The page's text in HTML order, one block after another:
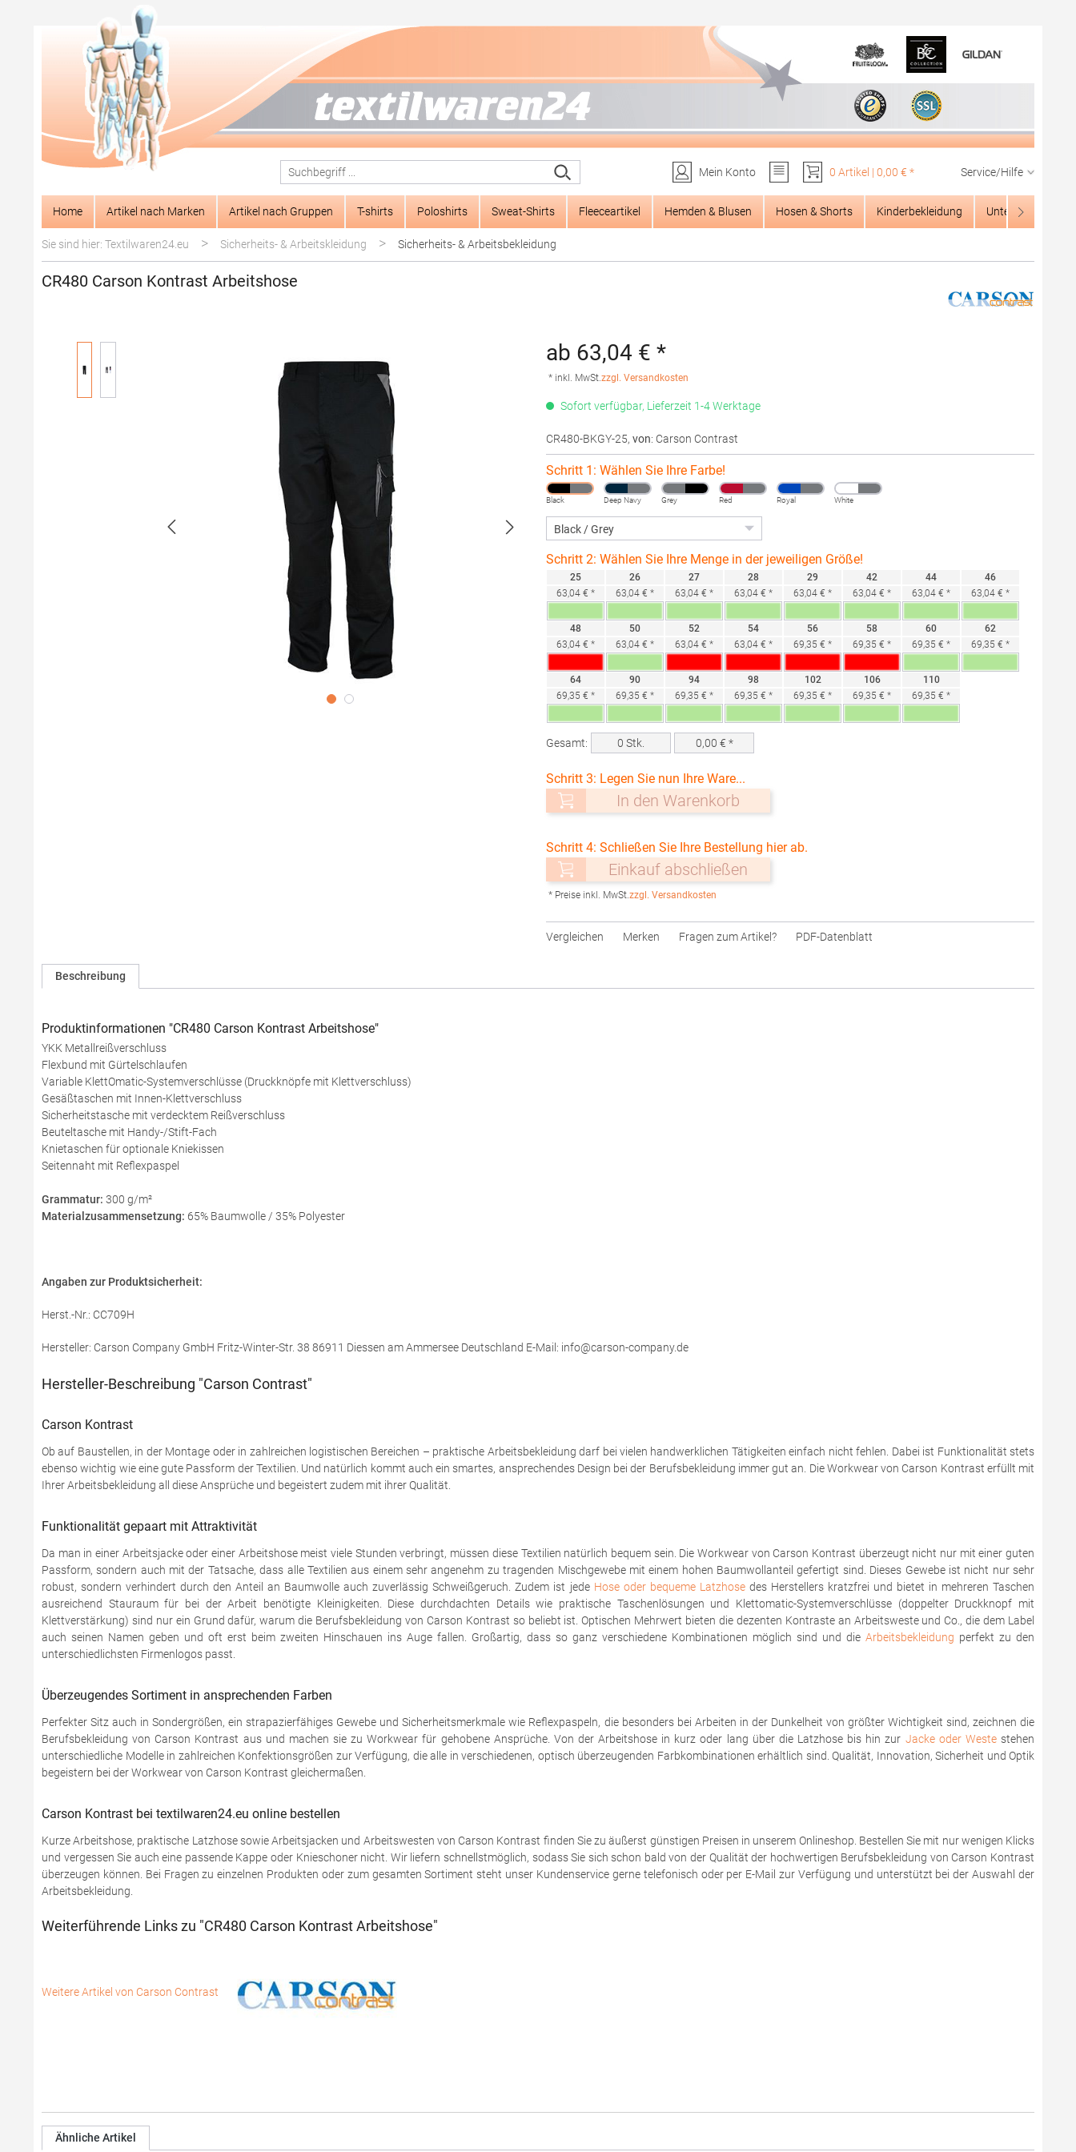
Zur Hauptnavigation springen
Mein Konto
0 Artikel | 0,00 € * Service/Hilfe
Home Artikel nach Marken Artikel nach Gruppen T-shirts Poloshirts Sweat-Shirts Fleeceartikel Hemden & Blusen Hosen & Shorts Kinderbekleidung Unterwäsche
Sie sind hier: Textilwaren24.eu > Sicherheits- & Arbeitskleidung > Sicherheits- & Arbeitsbekleidung
CR480 Carson Kontrast Arbeitshose
ab 63,04 € *
* inkl. MwSt.zzgl. Versandkosten
Sofort verfügbar, Lieferzeit 1-4 Werktage
CR480-BKGY-25, von: Carson Contrast
Schritt 1: Wählen Sie Ihre Farbe!
Black Deep Navy Grey Red Royal White
Schritt 2: Wählen Sie Ihre Menge in der jeweiligen Größe!
25
63,04 € *
26
63,04 € *
27
63,04 € *
28
63,04 € *
29
63,04 € *
42
63,04 € *
44
63,04 € *
46
63,04 € *
48
63,04 € *
50
63,04 € *
52
63,04 € *
54
63,04 € *
56
69,35 € *
58
69,35 € *
60
69,35 € *
62
69,35 € *
64
69,35 € *
90
69,35 € *
94
69,35 € *
98
69,35 € *
102
69,35 € *
106
69,35 € *
110
69,35 € *
Gesamt: 0 Stk. 0,00 € *
Schritt 3: Legen Sie nun Ihre Ware...
In den Warenkorb
Schritt 4: Schließen Sie Ihre Bestellung hier ab.
Einkauf abschließen
* Preise inkl. MwSt.zzgl. Versandkosten
Vergleichen Merken Fragen zum Artikel? PDF-Datenblatt
Beschreibung
Produktinformationen "CR480 Carson Kontrast Arbeitshose"
YKK Metallreißverschluss
Flexbund mit Gürtelschlaufen
Variable KlettOmatic-Systemverschlüsse (Druckknöpfe mit Klettverschluss)
Gesäßtaschen mit Innen-Klettverschluss
Sicherheitstasche mit verdecktem Reißverschluss
Beuteltasche mit Handy-/Stift-Fach
Knietaschen für optionale Kniekissen
Seitennaht mit Reflexpaspel
Grammatur: 300 g/m²
Materialzusammensetzung: 65% Baumwolle / 35% Polyester
Angaben zur Produktsicherheit:
Herst.-Nr.: CC709H
Hersteller: Carson Company GmbH Fritz-Winter-Str. 38 86911 Diessen am Ammersee Deutschland E-Mail: info@carson-company.de
Hersteller-Beschreibung "Carson Contrast"
Carson Kontrast
Ob auf Baustellen, in der Montage oder in zahlreichen logistischen Bereichen – praktische Arbeitsbekleidung darf bei vielen handwerklichen Tätigkeiten einfach nicht fehlen. Dabei ist Funktionalität stets
ebenso wichtig wie eine gute Passform der Textilien. Und natürlich kommt auch ein smartes, ansprechendes Design bei der Berufsbekleidung immer gut an. Die Workwear von Carson Kontrast erfüllt mit
Ihrer Arbeitsbekleidung all diese Ansprüche und begeistert zudem mit ihrer Qualität.
Funktionalität gepaart mit Attraktivität
Da man in einer Arbeitsjacke oder einer Arbeitshose meist viele Stunden verbringt, müssen diese Textilien natürlich bequem sein. Die Workwear von Carson Kontrast überzeugt nicht nur mit einer guten
Passform, sondern auch mit der Tatsache, dass alle Textilien aus einem sehr angenehm zu tragenden Mischgewebe mit einem hohen Baumwollanteil gefertigt sind. Dieses Gewebe ist nicht nur sehr
robust, sondern verhindert durch den Anteil an Baumwolle auch zuverlässig Schweißgeruch. Zudem ist jede Hose oder bequeme Latzhosedes Herstellers kratzfrei und bietet in mehreren Taschen
ausreichend Stauraum für bei der Arbeit benötigte Kleinigkeiten. Diese durchdachten Details wie praktische Taschenlösungen und Klettomatic-Systemverschlüsse (doppelter Druckknopf mit
Klettverstärkung) sind nur ein Grund dafür, warum die Berufsbekleidung von Carson Kontrast so beliebt ist. Optischen Mehrwert bieten die dezenten Kontraste an Arbeitsweste und Co., die dem Label
auch seinen Namen geben und oft erst beim zweiten Hinschauen ins Auge fallen. Großartig, dass so ganz verschiedene Kombinationen möglich sind und die Arbeitsbekleidung perfekt zu den
unterschiedlichsten Firmenlogos passt.
Überzeugendes Sortiment in ansprechenden Farben
Perfekter Sitz auch in Sondergrößen, ein strapazierfähiges Gewebe und Sicherheitsmerkmale wie Reflexpaspeln, die besonders bei Arbeiten in der Dunkelheit von größter Wichtigkeit sind, zeichnen die
Berufsbekleidung von Carson Kontrast aus und machen sie zu Workwear für gehobene Ansprüche. Von der Arbeitshose in kurz oder lang über die Latzhose bis hin zur Jacke oder Westestehen
unterschiedliche Modelle in zahlreichen Konfektionsgrößen zur Verfügung, die alle in verschiedenen, optisch überzeugenden Farbkombinationen erhältlich sind. Qualität, Innovation, Sicherheit und Optik
begeistern bei der Workwear von Carson Kontrast gleichermaßen.
Carson Kontrast bei textilwaren24.eu online bestellen
Kurze Arbeitshose, praktische Latzhose sowie Arbeitsjacken und Arbeitswesten von Carson Kontrast finden Sie zu äußerst günstigen Preisen in unserem Onlineshop. Bestellen Sie mit nur wenigen Klicks
und vergessen Sie auch eine passende Kappe oder Knieschoner nicht. Wir liefern schnellstmöglich, sodass Sie sich schon bald von der Qualität der hochwertigen Berufsbekleidung von Carson Kontrast
überzeugen können. Bei Fragen zu einzelnen Produkten oder zum gesamten Sortiment steht unser Kundenservice gerne telefonisch oder per E-Mail zur Verfügung und unterstützt bei der Auswahl der
Arbeitsbekleidung.
Weiterführende Links zu "CR480 Carson Kontrast Arbeitshose"
Weitere Artikel von Carson Contrast
Ähnliche Artikel